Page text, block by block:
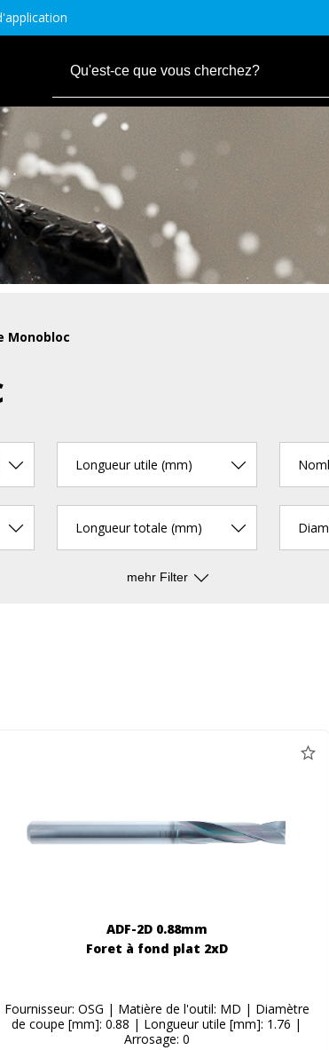
Monobloc
Longueur utile (mm)
Longueur totale (mm)
mehr Filter
ADF-2D 0.88mm
Foret à fond plat 2xD
Fournisseur: OSG | Matière de l'outil: MD | Diamètre
de coupe [mm]: 0.88 | Longueur utile [mm]: 1.76 |
Arrosage: 0